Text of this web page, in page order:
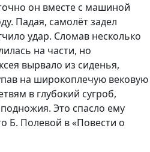
он вместе с машиной
Падая, самолёт задел
удар. Сломав несколько
на части, но
вырвало из сиденья,
на широкоплечую вековую
в глубокий сугроб,
Это спасло ему
Б. Полевой в «Повести о